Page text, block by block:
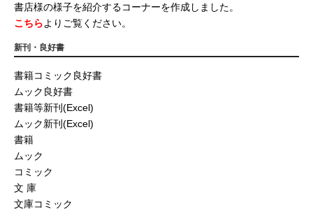
書店様の様子を紹介するコーナーを作成しました。
こちらよりご覧ください。
新刊・良好書
書籍コミック良好書
ムック良好書
書籍等新刊(Excel)
ムック新刊(Excel)
書籍
ムック
コミック
文 庫
文庫コミック